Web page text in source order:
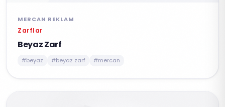
MERCAN REKLAM
Zarflar
Beyaz Zarf
#beyaz #beyaz zarf #mercan